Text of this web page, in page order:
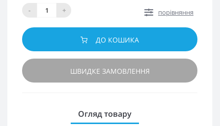
-
+
порівняння
ДО КОШИКА
ШВИДКЕ ЗАМОВЛЕННЯ
Огляд товару